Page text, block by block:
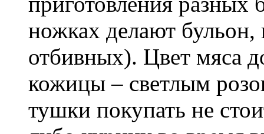
ножках делают бульон,
отбивных). Цвет мяса
кожицы – светлым
тушки покупать не